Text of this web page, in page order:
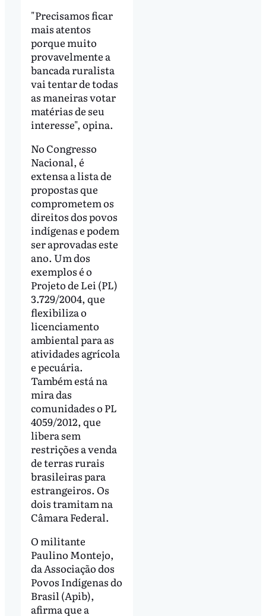
"Precisamos ficar
mais atentos
porque muito
provavelmente a
bancada ruralista
vai tentar de todas
as maneiras votar
matérias de seu
interesse", opina.
No Congresso
Nacional, é
extensa a lista de
propostas que
comprometem os
direitos dos povos
indígenas e podem
ser aprovadas este
ano. Um dos
exemplos é o
Projeto de Lei (PL)
3.729/2004, que
flexibiliza o
licenciamento
ambiental para as
atividades agrícola
e pecuária.
Também está na
mira das
comunidades o PL
4059/2012, que
libera sem
restrições a venda
de terras rurais
brasileiras para
estrangeiros. Os
dois tramitam na
Câmara Federal.
O militante
Paulino Montejo,
da Associação dos
Povos Indígenas do
Brasil (Apib),
afirma que a